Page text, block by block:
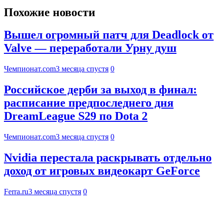
Похожие новости
Вышел огромный патч для Deadlock от
Valve — переработали Урну душ
Чемпионат.com3 месяца спустя 0
Российское дерби за выход в финал:
расписание предпоследнего дня
DreamLeague S29 по Dota 2
Чемпионат.com3 месяца спустя 0
Nvidia перестала раскрывать отдельно
доход от игровых видеокарт GeForce
Ferra.ru3 месяца спустя 0